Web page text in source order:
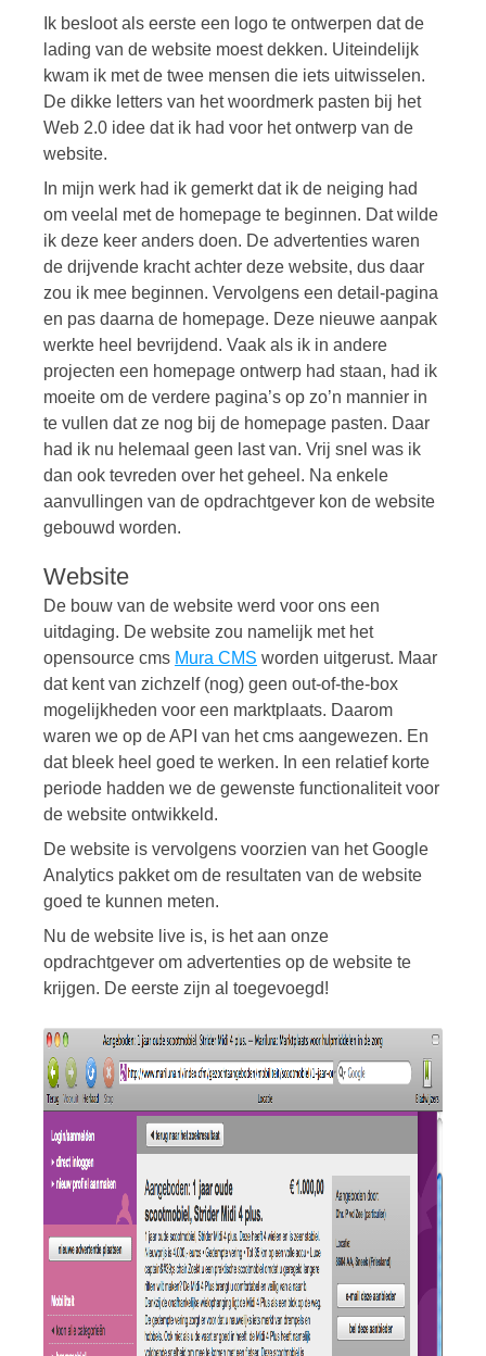
Ik besloot als eerste een logo te ontwerpen dat de
lading van de website moest dekken. Uiteindelijk
kwam ik met de twee mensen die iets uitwisselen.
De dikke letters van het woordmerk pasten bij het
Web 2.0 idee dat ik had voor het ontwerp van de
website.
In mijn werk had ik gemerkt dat ik de neiging had
om veelal met de homepage te beginnen. Dat wilde
ik deze keer anders doen. De advertenties waren
de drijvende kracht achter deze website, dus daar
zou ik mee beginnen. Vervolgens een detail-pagina
en pas daarna de homepage. Deze nieuwe aanpak
werkte heel bevrijdend. Vaak als ik in andere
projecten een homepage ontwerp had staan, had ik
moeite om de verdere pagina’s op zo’n mannier in
te vullen dat ze nog bij de homepage pasten. Daar
had ik nu helemaal geen last van. Vrij snel was ik
dan ook tevreden over het geheel. Na enkele
aanvullingen van de opdrachtgever kon de website
gebouwd worden.
Website
De bouw van de website werd voor ons een
uitdaging. De website zou namelijk met het
opensource cms Mura CMS worden uitgerust. Maar
dat kent van zichzelf (nog) geen out-of-the-box
mogelijkheden voor een marktplaats. Daarom
waren we op de API van het cms aangewezen. En
dat bleek heel goed te werken. In een relatief korte
periode hadden we de gewenste functionaliteit voor
de website ontwikkeld.
De website is vervolgens voorzien van het Google
Analytics pakket om de resultaten van de website
goed te kunnen meten.
Nu de website live is, is het aan onze
opdrachtgever om advertenties op de website te
krijgen. De eerste zijn al toegevoegd!